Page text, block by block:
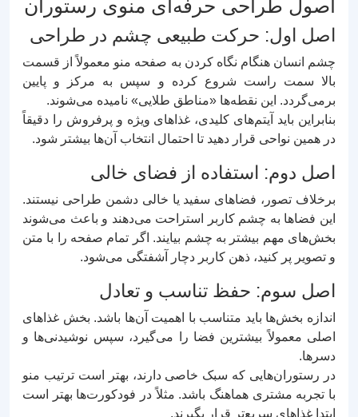
اصول طراحی حرفه‌ای منوی رستوران
اصل اول: حرکت طبیعی چشم در طراحی
چشم انسان هنگام نگاه کردن به صفحه منو معمولاً از قسمت
بالا سمت راست شروع کرده و سپس به مرکز و پایین
برمی‌گردد. این نقطه‌ها «مناطق طلایی» نامیده می‌شوند.
بنابراین باید آیتم‌های کلیدی، غذاهای ویژه و پرفروش را دقیقاً
در همین نواحی قرار دهید تا احتمال انتخاب آن‌ها بیشتر شود.
اصل دوم: استفاده از فضای خالی
برخلاف تصور، فضاهای سفید یا خالی دشمن طراحی نیستند.
این فضاها به چشم کاربر استراحت می‌دهند و باعث می‌شوند
بخش‌های مهم بیشتر به چشم بیایند. اگر تمام صفحه را با متن
و تصویر پر کنید، ذهن کاربر دچار آشفتگی می‌شود.
اصل سوم: حفظ تناسب و تعادل
اندازه بخش‌ها باید متناسب با اهمیت آن‌ها باشد. بخش غذاهای
اصلی معمولاً بیشترین فضا را می‌گیرد، سپس نوشیدنی‌ها و
دسرها.
در رستوران‌هایی که سبک خاصی دارند، بهتر است ترتیب منو
با تجربه مشتری هماهنگ باشد. مثلاً در فودکورت‌ها بهتر است
ابتدا غذاهای سریع‌تر قرار بگیرند.